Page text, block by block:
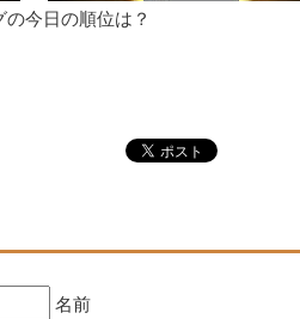
の今日の順位は？
名前